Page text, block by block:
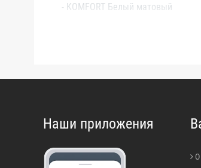
- KOMFORT Белый матовый
Наши приложения